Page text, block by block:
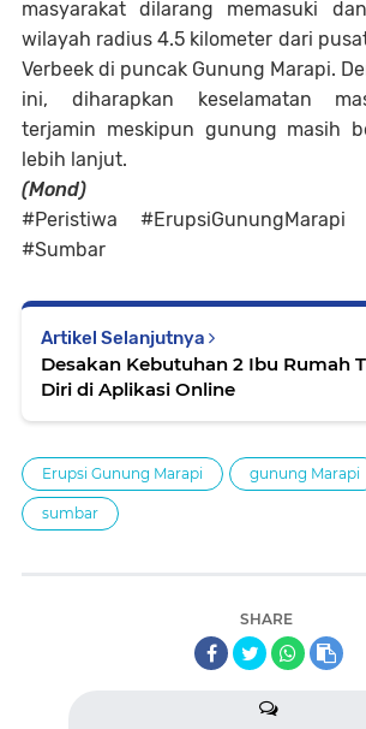
masyarakat dilarang memasuki
wilayah radius 4.5 kilometer dari
Verbeek di puncak Gunung Marapi.
ini, diharapkan keselamatan
terjamin meskipun gunung masih
lebih lanjut.
(Mond)
#Peristiwa #ErupsiGunungMarapi
#Sumbar
Artikel Selanjutnya
Desakan Kebutuhan 2 Ibu Rumah
Diri di Aplikasi Online
Erupsi Gunung Marapi gunung Marapi
sumbar
SHARE